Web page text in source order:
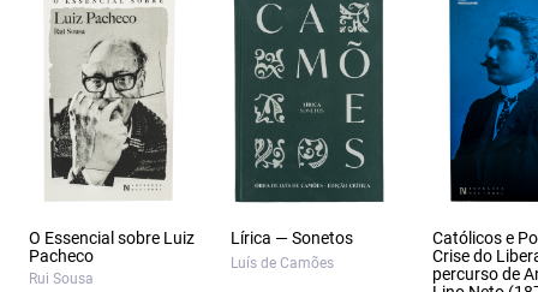
O Essencial sobre Luiz
Pacheco
Rui Sousa
Lírica — Sonetos
Luís de Camões
Católicos e
Crise do
percurso de